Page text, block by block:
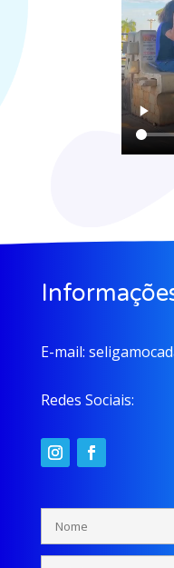
E-mail:
Redes Sociais: